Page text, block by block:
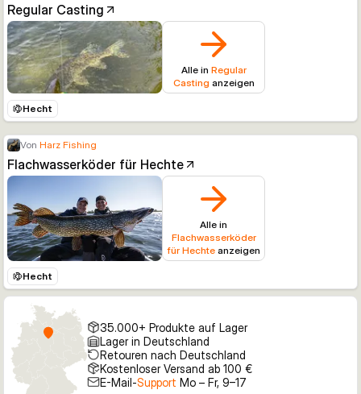
Regular Casting
Alle in Regular
Casting anzeigen
Hecht
Von Harz Fishing
Flachwasserköder für Hechte
Alle in
Flachwasserköder
für Hechteanzeigen
Hecht
35.000+ Produkte auf Lager
Lager in Deutschland
Retouren nach Deutschland
Kostenloser Versand ab 100 €
E-Mail-Support Mo – Fr, 9–17